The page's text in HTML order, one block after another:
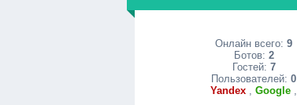
Онлайн всего:9
Ботов: 2
Гостей: 7
Пользователей:0
Yandex ,Google ,